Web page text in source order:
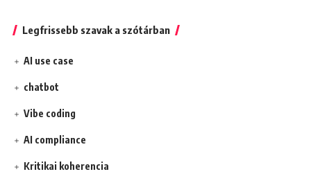
Legfrissebb szavak a szótárban
AI use case
chatbot
Vibe coding
AI compliance
Kritikai koherencia